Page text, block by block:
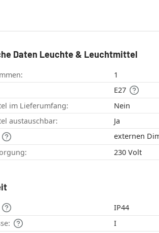
Daten Leuchte & Leuchtmittel
1
E27
im Lieferumfang:
Nein
austauschbar:
Ja
externen
230 Volt
IP44
I